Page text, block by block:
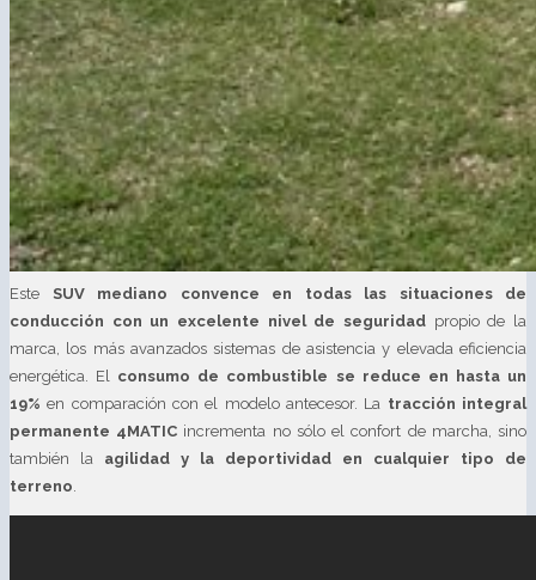
Este SUV mediano convence en todas las situaciones de
conducción con un excelente nivel de seguridad propio de la
marca, los más avanzados sistemas de asistencia y elevada eficiencia
energética. El
consumo de combustible se reduce en hasta un
19% en comparación con el modelo antecesor. La tracción integral
permanente 4MATIC incrementa no sólo el confort de marcha, sino
también la agilidad y la deportividad en cualquier tipo de
terreno